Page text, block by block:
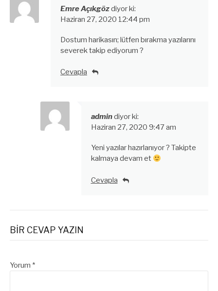
Emre Açıkgözdiyor ki:
Haziran 27, 2020 12:44 pm
Dostum harikasın; lütfen bırakma yazılarını
severek takip ediyorum ?
Cevapla
admindiyor ki:
Haziran 27, 2020 9:47 am
Yeni yazılar hazırlanıyor ? Takipte
kalmaya devam et
Cevapla
BIR CEVAP YAZIN
Yorum *